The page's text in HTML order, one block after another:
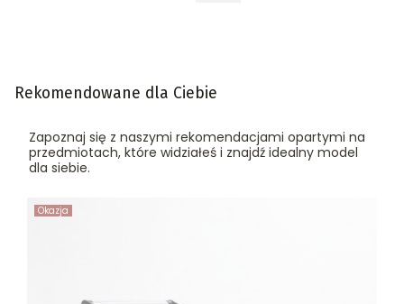
Rekomendowane dla Ciebie
Zapoznaj się z naszymi rekomendacjami opartymi na
przedmiotach, które widziałeś i znajdź idealny model
dla siebie.
Okazja